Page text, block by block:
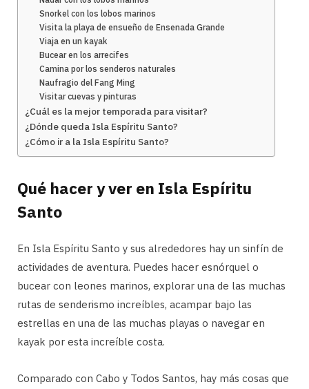
Snorkel con los lobos marinos
Visita la playa de ensueño de Ensenada Grande
Viaja en un kayak
Bucear en los arrecifes
Camina por los senderos naturales
Naufragio del Fang Ming
Visitar cuevas y pinturas
¿Cuál es la mejor temporada para visitar?
¿Dónde queda Isla Espíritu Santo?
¿Cómo ir a la Isla Espíritu Santo?
Qué hacer y ver en Isla Espíritu
Santo
En Isla Espíritu Santo y sus alrededores hay un sinfín de
actividades de aventura. Puedes hacer esnórquel o
bucear con leones marinos, explorar una de las muchas
rutas de senderismo increíbles, acampar bajo las
estrellas en una de las muchas playas o navegar en
kayak por esta increíble costa.
Comparado con Cabo y Todos Santos, hay más cosas que